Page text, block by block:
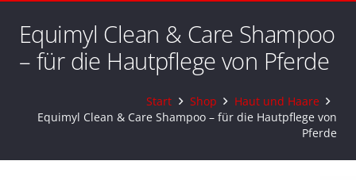
Equimyl Clean & Care Shampoo
– für die Hautpflege von Pferde
Start Shop
Haut und Haare
Equimyl Clean & Care Shampoo – für die Hautpflege von
Pferde